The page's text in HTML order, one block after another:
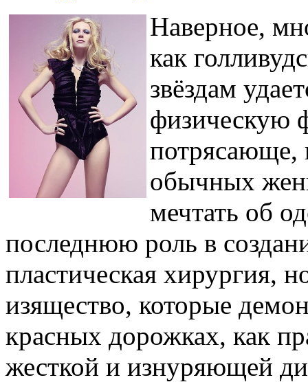
Наверное,
как
звёздам
физическую
потрясающе,
обычных
мечтать об
последнюю роль в
пластическая хирургия,
изящество, которые
красных дорожках, как
жесткой и изнуряющей